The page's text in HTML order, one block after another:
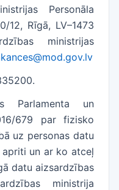
Personāla
12, Rīgā, LV–1473
ministrijas
Parlamenta un
679 par fizisko
uz personas datu
un ar ko atceļ
datu aizsardzības
ministrija